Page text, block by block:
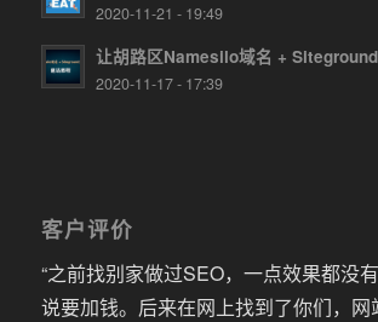
2020-11-21 - 19:49
让胡路区Namesilo域名 +
2020-11-17 - 17:39
客户评价
“之前找别家做过SEO，一点效果都没
说要加钱。后来在网上找到了你们，网